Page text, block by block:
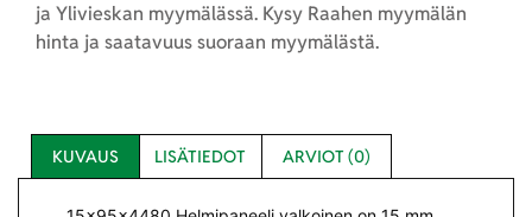
ja Ylivieskan myymälässä. Kysy Raahen myymälän
hinta ja saatavuus suoraan myymälästä.
KUVAUS LISÄTIEDOT ARVIOT (0)